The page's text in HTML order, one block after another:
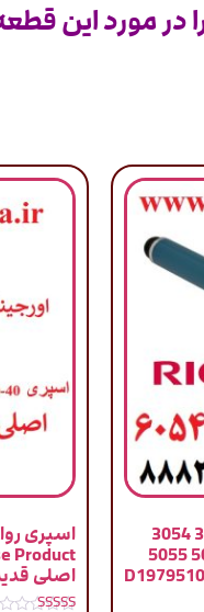
در مورد این
درام ریکو 6054 / 2554 2555 3554 3054
3055 3054 4035 4054 4055 5054 5055
6054 6055 / اصلی